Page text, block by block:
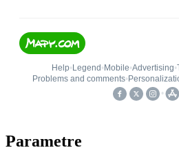
Parametre